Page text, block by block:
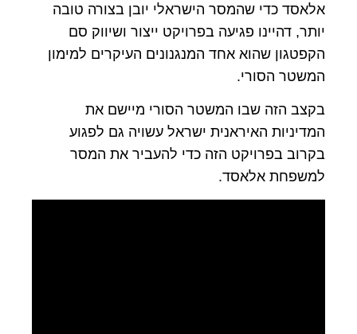
אלאסד כדי שהמסר הישראלי יובן בצורה טובה
יותר, דהיינו פגיעה בפרויקט ייצור ושיווק סם
הקפטגון שהוא אחד המנגנונים העיקרים למימון
המשטר הסורי.
בקצב הזה שבו המשטר הסורי מיישם את
המדיניות האיראנית ישראל עשויה גם לפגוע
בקרוב בפרויקט הזה כדי להעביר את המסר
למשפחת אלאסד.